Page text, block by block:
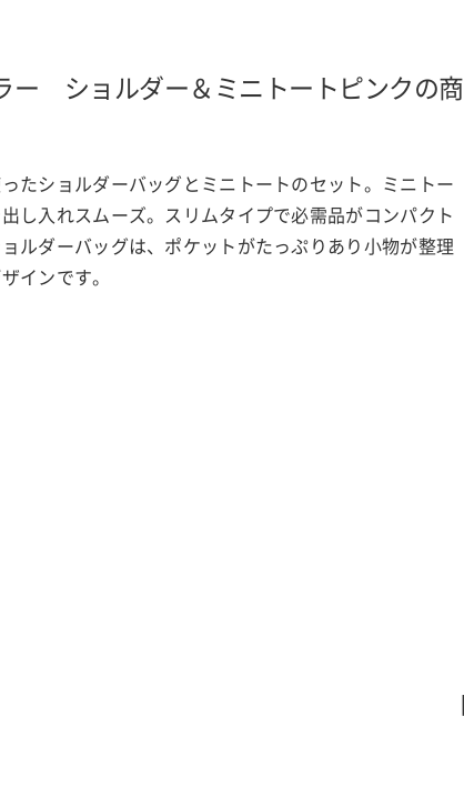
ー ショルダー＆ミニトート ピンクの商
たショルダーバッグとミニトートのセット。ミニトー
し入れスムーズ。スリムタイプで必需品がコンパクト
ルダーバッグは、ポケットがたっぷりあり小物が整理
インです。